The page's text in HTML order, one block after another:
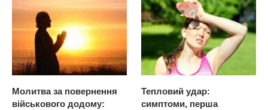
Молитва за повернення
військового додому:
Тепловий удар:
симптоми, перша